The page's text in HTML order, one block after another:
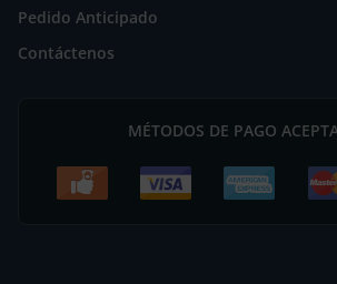
Pedido Anticipado
Contáctenos
MÉTODOS DE PAGO